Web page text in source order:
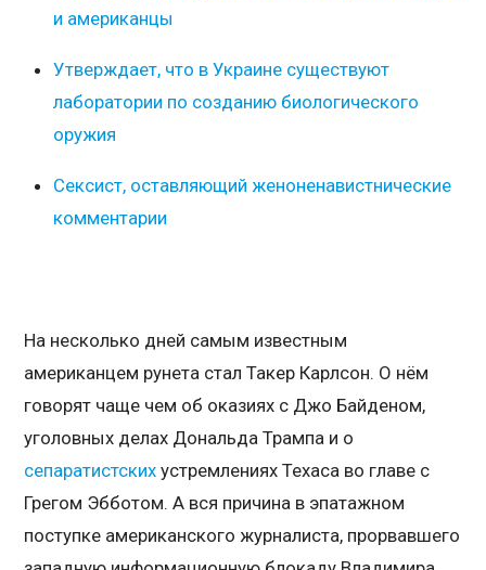
и американцы
Утверждает, что в Украине существуют
лаборатории по созданию биологического
оружия
Сексист, оставляющий женоненавистнические
комментарии
На несколько дней самым известным
американцем рунета стал Такер Карлсон. О нём
говорят чаще чем об оказиях с Джо Байденом,
уголовных делах Дональда Трампа и о
сепаратистских устремлениях Техаса во главе с
Грегом Эбботом. А вся причина в эпатажном
поступке американского журналиста, прорвавшего